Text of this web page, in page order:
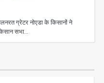
ग्रेटर नोएडा के किसानों ने
सभा…